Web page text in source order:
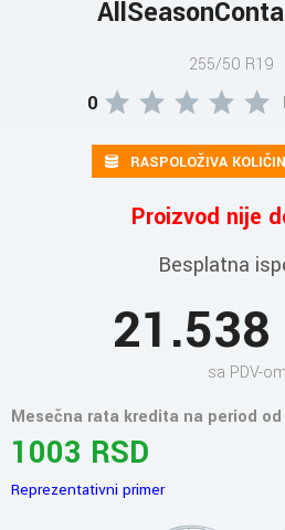
255/50 R19
0
RASPOLOŽIVA
Proizvod nije
Besplatna
21.538
sa PDV-om
Mesečna rata kredita na period od
1003 RSD
Reprezentativni primer